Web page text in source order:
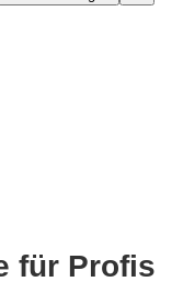
für Profis